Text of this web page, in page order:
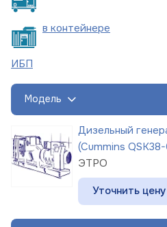
в контейнере
ИБП
Модель
Дизельный
(Cummins
ЭТРО
Уточнить цену